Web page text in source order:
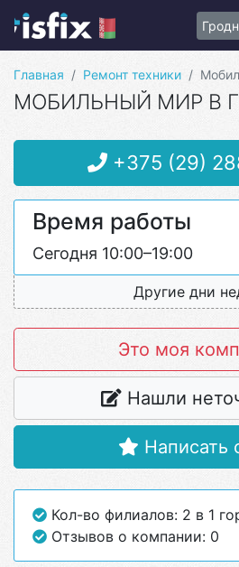
Главная Ремонт техники
МОБИЛЬНЫЙ МИР В
+375 (29)
Время работы
Сегодня 10:00–19:00
Другие дни
Это моя
Нашли
Написать
Кол-во филиалов: 2 в 1
Отзывов о компании: 0